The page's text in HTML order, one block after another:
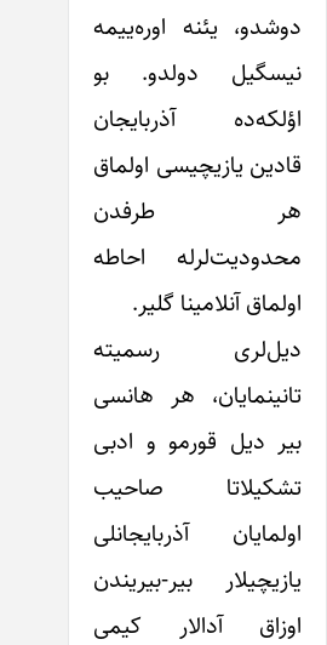
دوشدو، یئنه اوره‌ییمه
نیسگیل دولدو. بو
اؤلکه‌ده آذربایجان
قادین یازیچیسی اولماق
هر طرفدن
محدودیت‌لرله احاطه
اولماق آنلامینا گلیر.
دیل‌لری رسمیته
تانینمایان، هر هانسی
بیر دیل قورمو و ادبی
تشکیلاتا صاحیب
اولمایان آذربایجانلی
یازیچیلار بیر-بیریندن
اوزاق آدالار کیمی